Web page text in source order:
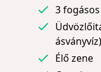
3
ásványvíz)
Élő zene